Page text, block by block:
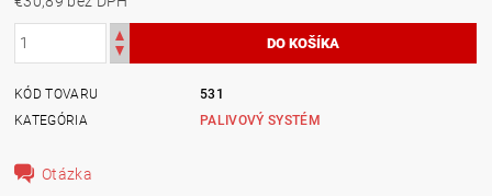
KÓD TOVARU
531
KATEGÓRIA
PALIVOVÝ SYSTÉM
Otázka